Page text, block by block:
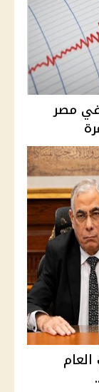
في مصر
العام